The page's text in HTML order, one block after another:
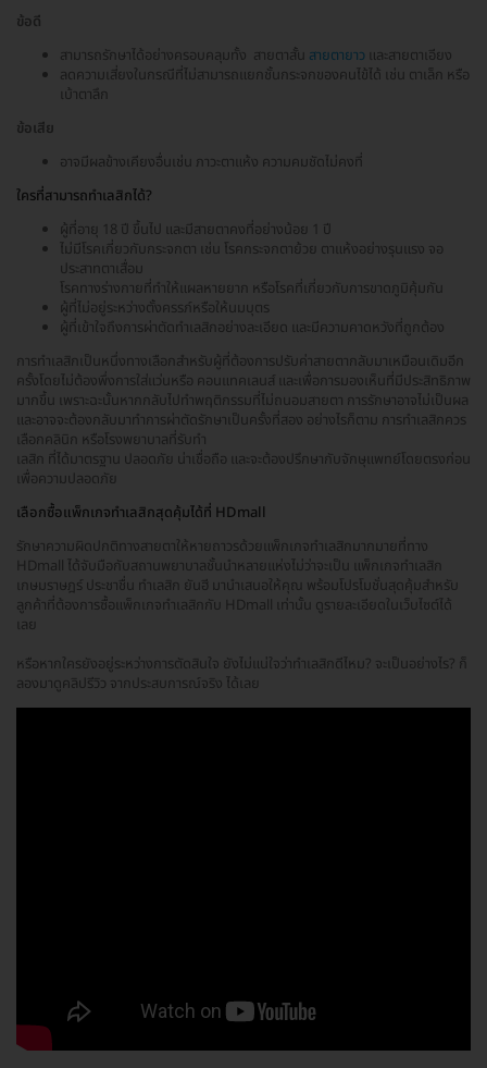
ข้อดี
สามารถรักษาได้อย่างครอบคลุมทั้ง สายตาสั้น สายตายาว และสายตาเอียง
ลดความเสี่ยงในกรณีที่ไม่สามารถแยกชั้นกระจกของคนไข้ได้ เช่น ตาเล็ก หรือ
เบ้าตาลึก
ข้อเสีย
อาจมีผลข้างเคียงอื่นเช่น ภาวะตาแห้ง ความคมชัดไม่คงที่
ใครที่สามารถทำเลสิกได้?
ผู้ที่อายุ 18 ปี ขึ้นไป และมีสายตาคงที่อย่างน้อย 1 ปี
ไม่มีโรคเกี่ยวกับกระจกตา เช่น โรคกระจกตาย้วย ตาแห้งอย่างรุนแรง จอ
ประสาทตาเสื่อม
โรคทางร่างกายที่ทำให้แผลหายยาก หรือโรคที่เกี่ยวกับการขาดภูมิคุ้มกัน
ผู้ที่ไม่อยู่ระหว่างตั้งครรภ์หรือให้นมบุตร
ผู้ที่เข้าใจถึงการผ่าตัดทำเลสิกอย่างละเอียด และมีความคาดหวังที่ถูกต้อง
การทำเลสิกเป็นหนึ่งทางเลือกสำหรับผู้ที่ต้องการปรับค่าสายตากลับมาเหมือนเดิมอีก
ครั้งโดยไม่ต้องพึ่งการใส่แว่นหรือ คอนแทคเลนส์ และเพื่อการมองเห็นที่มีประสิทธิภาพ
มากขึ้น เพราะฉะนั้นหากกลับไปทำพฤติกรรมที่ไม่ถนอมสายตา การรักษาอาจไม่เป็นผล
และอาจจะต้องกลับมาทำการผ่าตัดรักษาเป็นครั้งที่สอง อย่างไรก็ตาม การทำเลสิกควร
เลือกคลินิก หรือโรงพยาบาลที่รับทำ
เลสิก ที่ได้มาตรฐาน ปลอดภัย น่าเชื่อถือ และจะต้องปรึกษากับจักษุแพทย์โดยตรงก่อน
เพื่อความปลอดภัย
เลือกซื้อแพ็กเกจทำเลสิกสุดคุ้มได้ที่ HDmall
รักษาความผิดปกติทางสายตาให้หายถาวรด้วยแพ็กเกจทำเลสิกมากมายที่ทาง
HDmall ได้จับมือกับสถานพยาบาลชั้นนำหลายแห่งไม่ว่าจะเป็น แพ็กเกจทำเลสิก
เกษมราษฎร์ ประชาชื่น ทำเลสิก ยันฮี มานำเสนอให้คุณ พร้อมโปรโมชั่นสุดคุ้มสำหรับ
ลูกค้าที่ต้องการซื้อแพ็กเกจทำเลสิกกับ HDmall เท่านั้น ดูรายละเอียดในเว็บไซต์ได้
เลย
หรือหากใครยังอยู่ระหว่างการตัดสินใจ ยังไม่แน่ใจว่าทำเลสิกดีไหม? จะเป็นอย่างไร? ก็
ลองมาดูคลิปรีวิว จากประสบการณ์จริง ได้เลย